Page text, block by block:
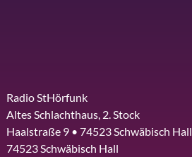
Radio StHörfunk
Altes Schlachthaus, 2. Stock
Haalstraße 9 • 74523 Schwäbisch Hall
74523 Schwäbisch Hall